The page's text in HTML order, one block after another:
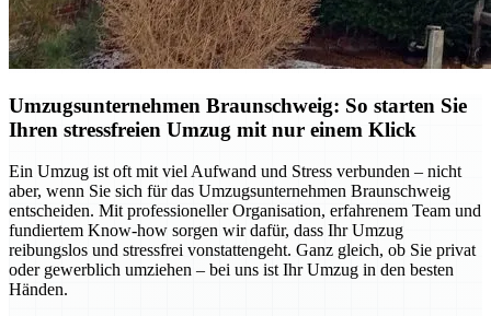
Umzugsunternehmen Braunschweig: So starten Sie
Ihren stressfreien Umzug mit nur einem Klick
Ein Umzug ist oft mit viel Aufwand und Stress verbunden – nicht
aber, wenn Sie sich für das Umzugsunternehmen Braunschweig
entscheiden. Mit professioneller Organisation, erfahrenem Team und
fundiertem Know-how sorgen wir dafür, dass Ihr Umzug
reibungslos und stressfrei vonstattengeht. Ganz gleich, ob Sie privat
oder gewerblich umziehen – bei uns ist Ihr Umzug in den besten
Händen.